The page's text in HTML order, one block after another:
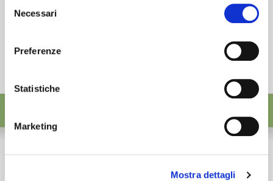
desideri accettare e cliccando ACCETTA SELEZIONATI.
delNecessari
Preferenze
Statistiche
Marketing
Mostra dettagli